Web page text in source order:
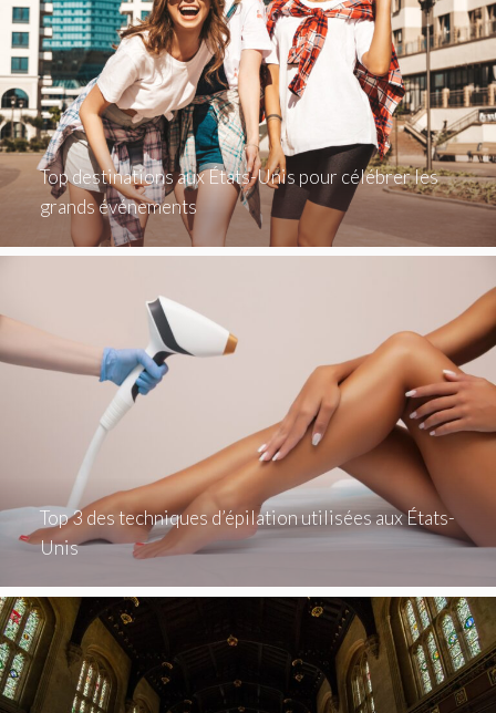
Top destinations aux États-Unis pour célébrer les
grands événements
Top 3 des techniques d’épilation utilisées aux États-
Unis